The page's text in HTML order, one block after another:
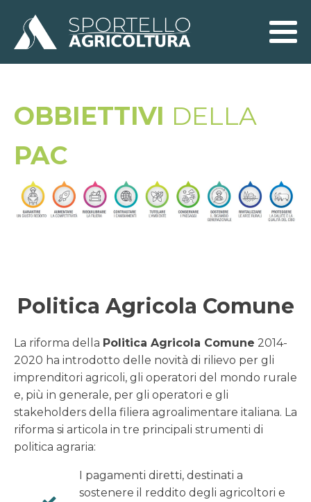
OBBIETTIVI DELLA
PAC
Politica Agricola Comune
La riforma della Politica Agricola Comune 2014-
2020 ha introdotto delle novità di rilievo per gli
imprenditori agricoli, gli operatori del mondo rurale
e, più in generale, per gli operatori e gli
stakeholders della filiera agroalimentare italiana. La
riforma si articola in tre principali strumenti di
politica agraria:
I pagamenti diretti, destinati a
sostenere il reddito degli agricoltori e